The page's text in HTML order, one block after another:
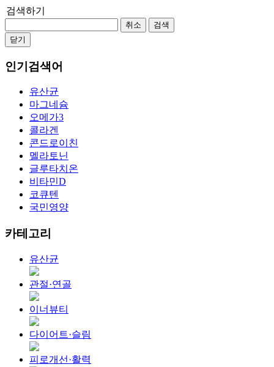
검색하기
취소
검색
닫기
인기검색어
유산균
마그네슘
오메가3
콜라겐
콘드로이친
멜라토닌
글루타치온
비타민D
코큐텐
국민영양
카테고리
유산균
관절·연골
이너뷰티
다이어트·슬림
피로개선·활력